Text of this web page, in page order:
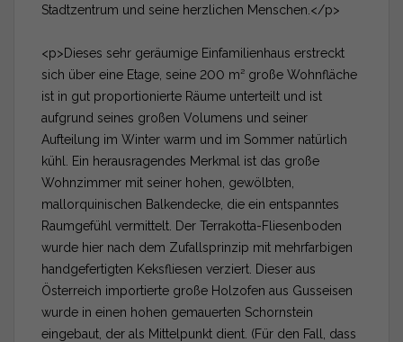
Stadtzentrum und seine herzlichen Menschen.</p>
<p>Dieses sehr geräumige Einfamilienhaus erstreckt
sich über eine Etage, seine 200 m² große Wohnfläche
ist in gut proportionierte Räume unterteilt und ist
aufgrund seines großen Volumens und seiner
Aufteilung im Winter warm und im Sommer natürlich
kühl. Ein herausragendes Merkmal ist das große
Wohnzimmer mit seiner hohen, gewölbten,
mallorquinischen Balkendecke, die ein entspanntes
Raumgefühl vermittelt. Der Terrakotta-Fliesenboden
wurde hier nach dem Zufallsprinzip mit mehrfarbigen
handgefertigten Keksfliesen verziert. Dieser aus
Österreich importierte große Holzofen aus Gusseisen
wurde in einen hohen gemauerten Schornstein
eingebaut, der als Mittelpunkt dient. (Für den Fall, dass